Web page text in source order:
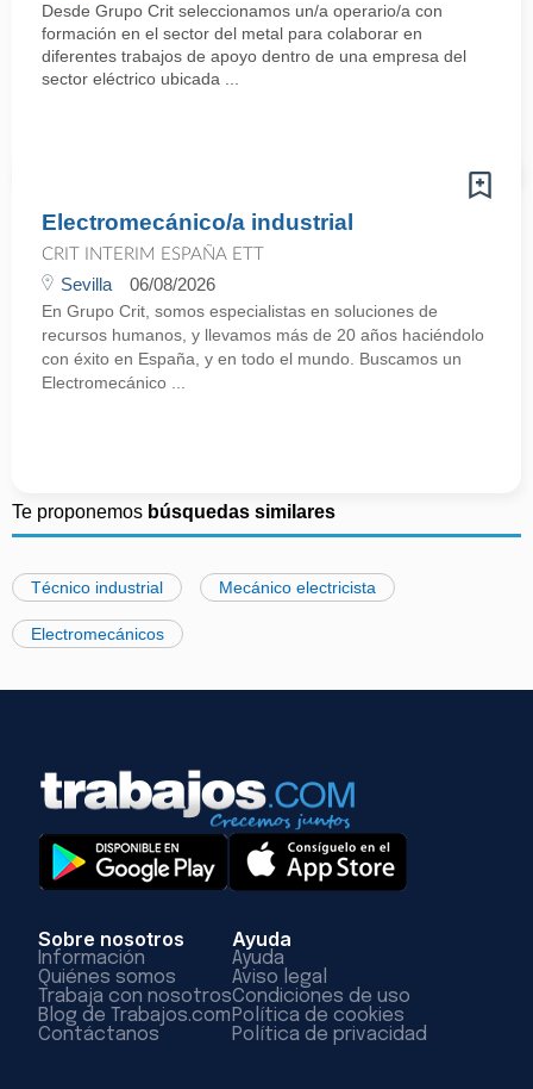
Desde Grupo Crit seleccionamos un/a operario/a con
formación en el sector del metal para colaborar en
diferentes trabajos de apoyo dentro de una empresa del
sector eléctrico ubicada ...
Electromecánico/a industrial
CRIT INTERIM ESPAÑA ETT
Sevilla 06/08/2026
En Grupo Crit, somos especialistas en soluciones de
recursos humanos, y llevamos más de 20 años haciéndolo
con éxito en España, y en todo el mundo. Buscamos un
Electromecánico ...
Te proponemos búsquedas similares
Técnico industrial Mecánico electricista
Electromecánicos
Sobre nosotros
Información
Quiénes somos
Trabaja con nosotros
Blog de Trabajos.com
Contáctanos
Ayuda
Ayuda
Aviso legal
Condiciones de uso
Política de cookies
Política de privacidad